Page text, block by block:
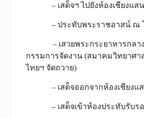
– เสด็จฯ ไปยังห้องเชียงแสน
– ประทับพระราชอาสน์ ณ โ
– เสวยพระกระยาหารกลาง
กรรมการจัดงาน (สมาคมวิทยาศา
ไทยฯ จัดถวาย)
– เสด็จออกจากห้องเชียงแ
– เสด็จเข้าห้องประทับรับรอ